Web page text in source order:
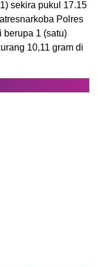
sekira pukul 17.15
Polres
berupa 1 (satu)
10,11 gram di